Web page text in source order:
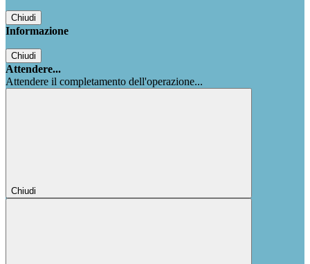
Chiudi
Informazione
Chiudi
Attendere...
Attendere il completamento dell'operazione...
Chiudi